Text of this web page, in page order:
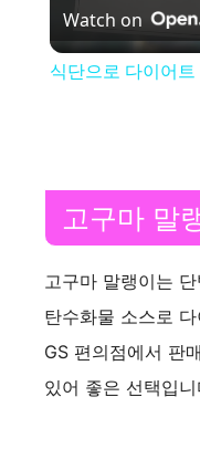
Watch on
식단으로 다이어
고구마 말
고구마 말랭이는
탄수화물 소스로
GS 편의점에서 판
있어 좋은 선택입니